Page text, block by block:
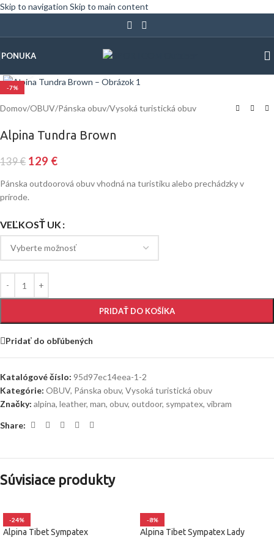
Skip to navigation Skip to main content
PONUKA
-7%
Domov/OBUV/Pánska obuv/Vysoká turistická obuv
Alpina Tundra Brown
139€ 129 €
Pánska outdoorová obuv vhodná na turistiku alebo prechádzky v
prírode.
VEĽKOSŤ UK
PRIDAŤ DO KOŠÍKA
Pridať do obľúbených
Katalógové číslo: 95d97ec14eea-1-2
Kategórie: OBUV, Pánska obuv, Vysoká turistická obuv
Značky: alpina, leather, man, obuv, outdoor, sympatex, vibram
Share:
Súvisiace produkty
-24%
Alpina Tibet Sympatex
-8%
Alpina Tibet Sympatex Lady